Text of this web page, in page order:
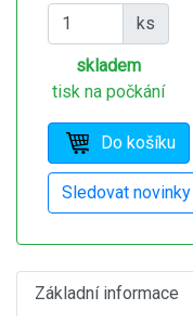
ks
skladem
tisk na počkání
Základní informace